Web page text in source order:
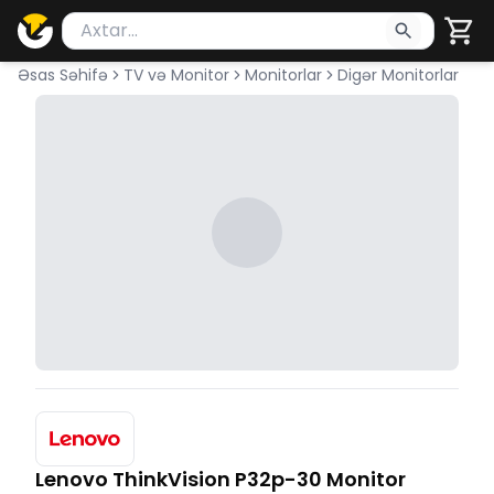
Məhsul axtar
Axtarış üçün ən azı 2 simvol yazın. Göndərmək
Əsas Səhifə TV və Monitor Monitorlar Digər Monitorlar
Lenovo ThinkVision P32p-30 Monitor